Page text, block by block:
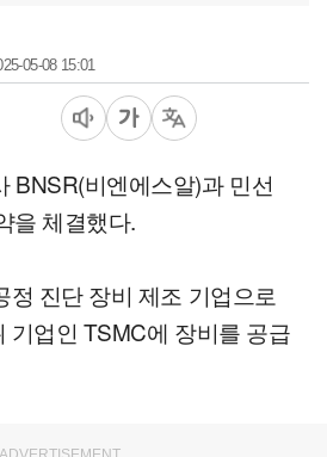
05-08 15:01
BNSR(비엔에스알)과 민선
을 체결했다.
정 진단 장비 제조 기업으로
기업인 TSMC에 장비를 공급